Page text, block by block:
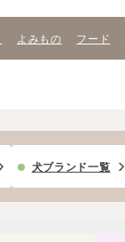
よみもの フード
犬ブランド一覧